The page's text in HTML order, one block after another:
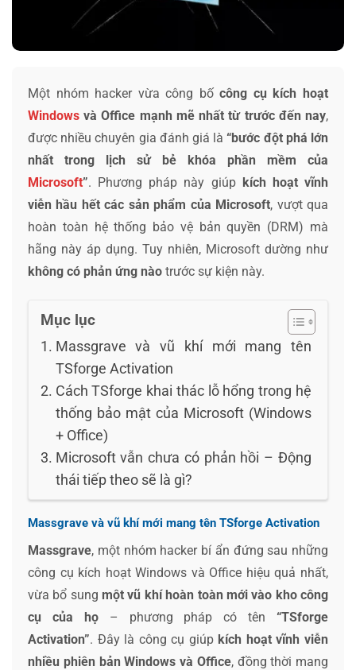
Một nhóm hacker vừa công bốcông cụ kích hoạt
Windows và Office mạnh mẽ nhất từ trước đến nay,
được nhiều chuyên gia đánh giá là “bước đột phá lớn
nhất trong lịch sử bẻ khóa phần mềm của
Microsoft”. Phương pháp này giúp kích hoạt vĩnh
viễn hầu hết các sản phẩm của Microsoft, vượt qua
hoàn toàn hệ thống bảo vệ bản quyền (DRM) mà
hãng này áp dụng. Tuy nhiên, Microsoft dường như
không có phản ứng nào trước sự kiện này.
Mục lục
Massgrave và vũ khí mới mang tên
TSforge Activation
Cách TSforge khai thác lỗ hổng trong hệ
thống bảo mật của Microsoft (Windows
+ Office)
Microsoft vẫn chưa có phản hồi – Động
thái tiếp theo sẽ là gì?
Massgrave và vũ khí mới mang tên TSforge Activation
Massgrave, một nhóm hacker bí ẩn đứng sau những
công cụ kích hoạt Windows và Office hiệu quả nhất,
vừa bổ sung một vũ khí hoàn toàn mới vào kho công
cụ của họ– phương pháp có tên “TSforge
Activation”. Đây là công cụ giúp kích hoạt vĩnh viễn
nhiều phiên bản Windows và Office, đồng thời mang